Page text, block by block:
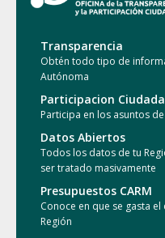
Transparencia
Obtén todo tipo de
Autónoma
Participacion
Participa en los asuntos
Datos Abiertos
Todos los datos de tu
ser tratado masivamente
Presupuestos CARM
Conoce en que se gasta
Región